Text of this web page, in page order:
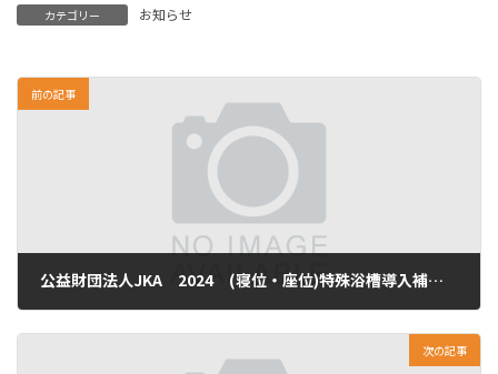
カテゴリー お知らせ
前の記事
公益財団法人JKA 2024 (寝位・座位)特殊浴槽導入補助事業完了のお知らせ
2024年12月3日
次の記事